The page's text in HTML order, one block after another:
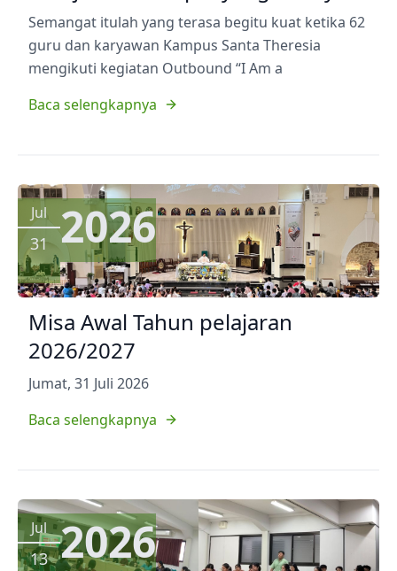
Semangat itulah yang terasa begitu kuat ketika 62
guru dan karyawan Kampus Santa Theresia
mengikuti kegiatan Outbound “I Am a
Baca selengkapnya
Jul
31 2026
Misa Awal Tahun pelajaran
2026/2027
Jumat, 31 Juli 2026
Baca selengkapnya
Jul
13 2026